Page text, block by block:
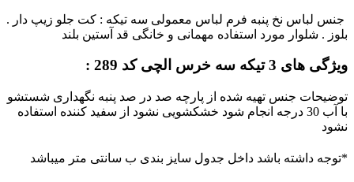
جنس لباس نخ پنبه فرم لباس معمولی سه تیکه : کت جلو زیپ دار .
بلوز . شلوار مورد استفاده مهمانی و خانگی قد آستین بلند
ویژگی های 3 تیکه سه خرس الچی کد 289 :
توضیحات جنس تهیه شده از پارچه صد در صد پنبه نگهداری شستشو
با آب 30 درجه انجام شود خشکشویی نشود از سفید کننده استفاده
نشود
*توجه داشته باشد داخل جدول سایز بندی ب سانتی متر میباشد